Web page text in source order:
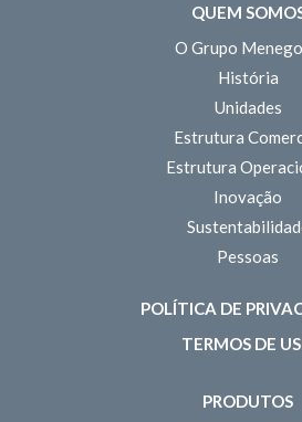
QUEM
O Grupo
História
Unidades
Estrutura
Estrutura
Inovação
Pessoas
POLÍTICA DE
TERMOS DE
PRODUTOS